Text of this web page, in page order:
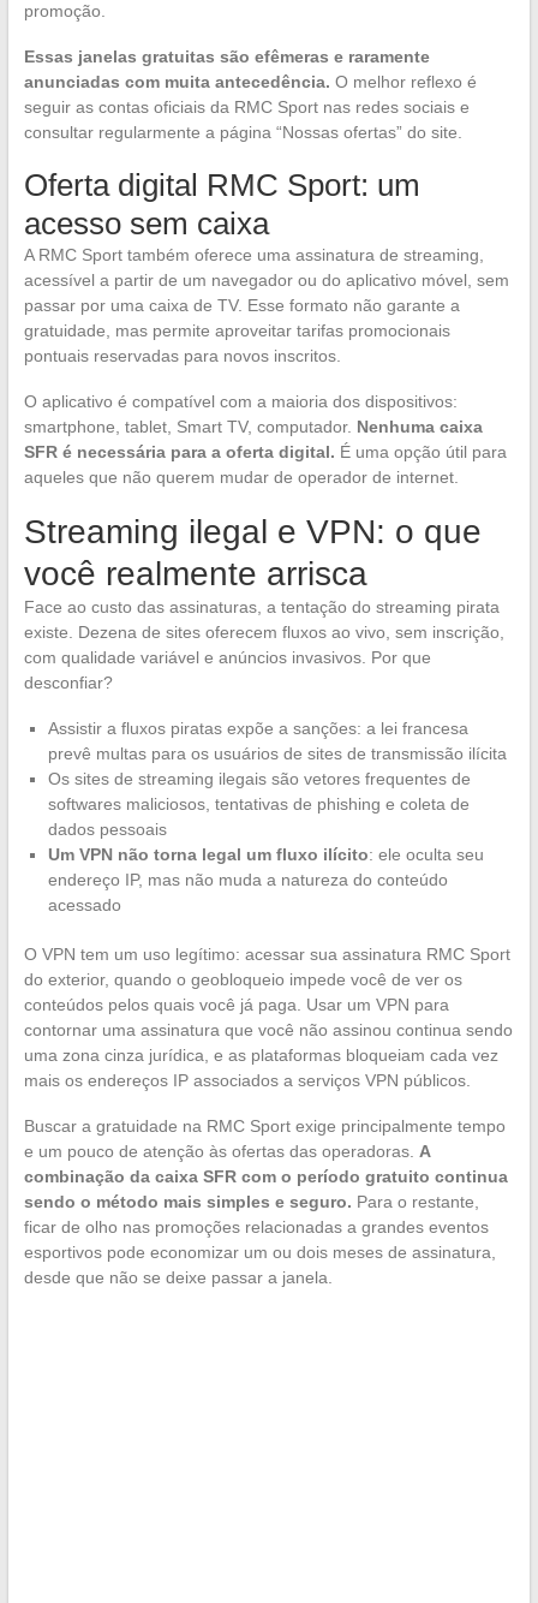
promoção.
Essas janelas gratuitas são efêmeras e raramente
anunciadas com muita antecedência. O melhor reflexo é
seguir as contas oficiais da RMC Sport nas redes sociais e
consultar regularmente a página “Nossas ofertas” do site.
Oferta digital RMC Sport: um
acesso sem caixa
A RMC Sport também oferece uma assinatura de streaming,
acessível a partir de um navegador ou do aplicativo móvel, sem
passar por uma caixa de TV. Esse formato não garante a
gratuidade, mas permite aproveitar tarifas promocionais
pontuais reservadas para novos inscritos.
O aplicativo é compatível com a maioria dos dispositivos:
smartphone, tablet, Smart TV, computador. Nenhuma caixa
SFR é necessária para a oferta digital. É uma opção útil para
aqueles que não querem mudar de operador de internet.
Streaming ilegal e VPN: o que
você realmente arrisca
Face ao custo das assinaturas, a tentação do streaming pirata
existe. Dezena de sites oferecem fluxos ao vivo, sem inscrição,
com qualidade variável e anúncios invasivos. Por que
desconfiar?
Assistir a fluxos piratas expõe a sanções: a lei francesa
prevê multas para os usuários de sites de transmissão ilícita
Os sites de streaming ilegais são vetores frequentes de
softwares maliciosos, tentativas de phishing e coleta de
dados pessoais
Um VPN não torna legal um fluxo ilícito: ele oculta seu
endereço IP, mas não muda a natureza do conteúdo
acessado
O VPN tem um uso legítimo: acessar sua assinatura RMC Sport
do exterior, quando o geobloqueio impede você de ver os
conteúdos pelos quais você já paga. Usar um VPN para
contornar uma assinatura que você não assinou continua sendo
uma zona cinza jurídica, e as plataformas bloqueiam cada vez
mais os endereços IP associados a serviços VPN públicos.
Buscar a gratuidade na RMC Sport exige principalmente tempo
e um pouco de atenção às ofertas das operadoras. A
combinação da caixa SFR com o período gratuito continua
sendo o método mais simples e seguro. Para o restante,
ficar de olho nas promoções relacionadas a grandes eventos
esportivos pode economizar um ou dois meses de assinatura,
desde que não se deixe passar a janela.